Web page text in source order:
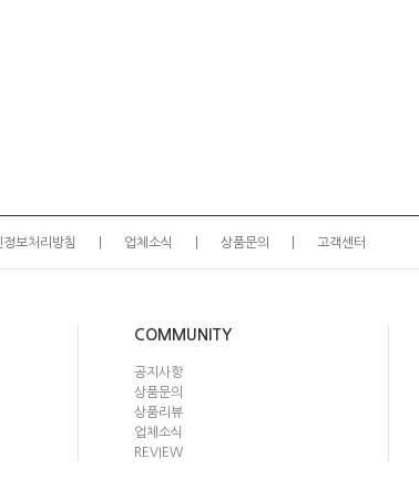
정보처리방침 업체소식 상품문의 고객센터
COMMUNITY
공지사항
상품문의
상품리뷰
업체소식
REVIEW